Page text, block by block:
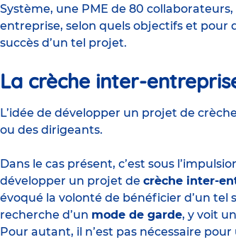
Système, une PME de 80
entreprise, selon quels objectifs et
succès d’un tel projet.
La crèche inter-
L’idée de développer un projet de
ou des dirigeants.
Dans le cas présent, c’est sous
développer un projet de crèche inter-
évoqué la volonté de bénéficier d’un
recherche d’un mode de garde, y voit
Pour autant, il n’est pas nécessaire